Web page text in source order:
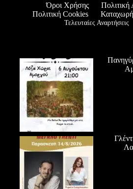
Όροι Χρήσης
Πολιτική Cookies
Τελευταίες Αναρτήσεις